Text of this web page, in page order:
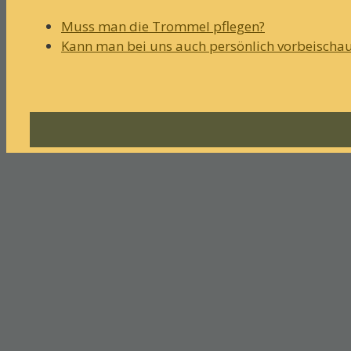
Muss man die Trommel pflegen?
Kann man bei uns auch persönlich